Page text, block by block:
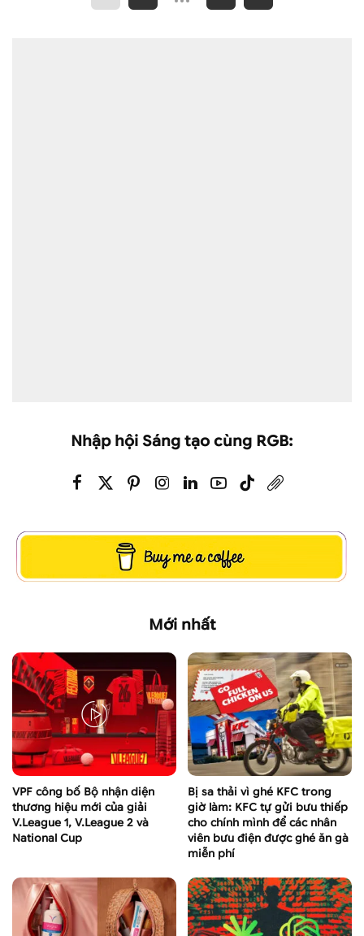
Nhập hội Sáng tạo cùng RGB:
Mới nhất
VPF công bố Bộ nhận diện
thương hiệu mới của giải
V.League 1, V.League 2 và
National Cup
Bị sa thải vì ghé KFC trong
giờ làm: KFC tự gửi bưu thiếp
cho chính mình để các nhân
viên bưu điện được ghé ăn gà
miễn phí